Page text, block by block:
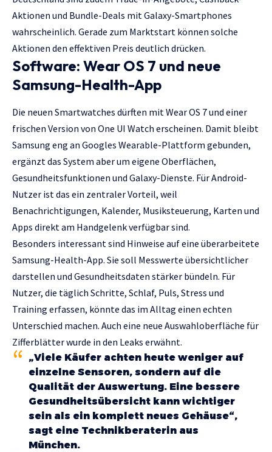
Aktionen und Bundle-Deals mit Galaxy-Smartphones
wahrscheinlich. Gerade zum Marktstart können solche
Aktionen den effektiven Preis deutlich drücken.
Software: Wear OS 7 und neue
Samsung-Health-App
Die neuen Smartwatches dürften mit Wear OS 7 und einer
frischen Version von One UI Watch erscheinen. Damit bleibt
Samsung eng an Googles Wearable-Plattform gebunden,
ergänzt das System aber um eigene Oberflächen,
Gesundheitsfunktionen und Galaxy-Dienste. Für Android-
Nutzer ist das ein zentraler Vorteil, weil
Benachrichtigungen, Kalender, Musiksteuerung, Karten und
Apps direkt am Handgelenk verfügbar sind.
Besonders interessant sind Hinweise auf eine überarbeitete
Samsung-Health-App. Sie soll Messwerte übersichtlicher
darstellen und Gesundheitsdaten stärker bündeln. Für
Nutzer, die täglich Schritte, Schlaf, Puls, Stress und
Training erfassen, könnte das im Alltag einen echten
Unterschied machen. Auch eine neue Auswahloberfläche für
Zifferblätter wurde in den Leaks erwähnt.
„Viele Käufer achten heute weniger auf
einzelne Sensoren, sondern auf die
Qualität der Auswertung. Eine bessere
Gesundheitsübersicht kann wichtiger
sein als ein komplett neues Gehäuse“,
sagt eine Technikberaterin aus
München.